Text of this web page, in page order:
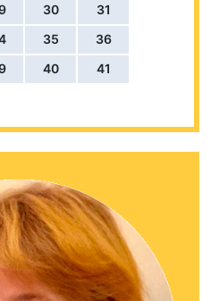
30
31
35
36
40 41